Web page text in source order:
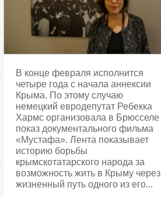
В конце февраля исполнится
четыре года с начала аннексии
Крыма. По этому случаю
немецкий евродепутат Ребекка
Хармс организовала в Брюсселе
показ документального фильма
«Мустафа». Лента показывает
историю борьбы
крымскотатарского народа за
возможность жить в Крыму через
жизненный путь одного из его...